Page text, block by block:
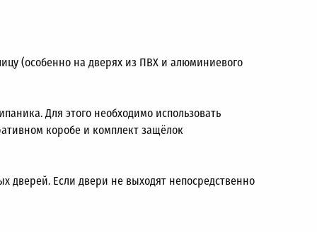
(особенно на дверях из ПВХ и алюминиевого
Для этого необходимо использовать
коробе и комплект защёлок
дверей. Если двери не выходят непосредственно